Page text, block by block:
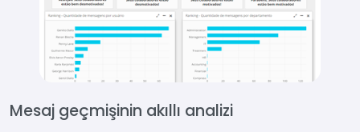
Mesaj geçmişinin akıllı analizi